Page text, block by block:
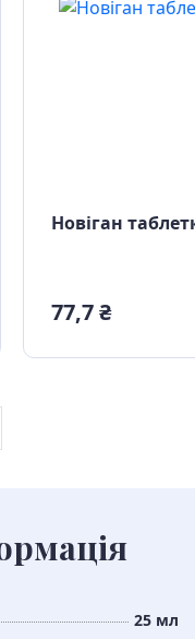
Новіган
77,7 ₴
25 мл